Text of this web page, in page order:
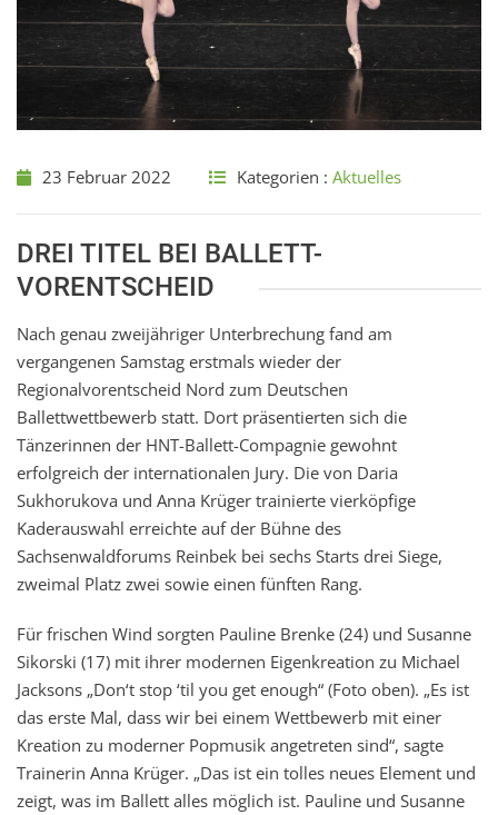
23 Februar 2022 Kategorien : Aktuelles
DREI TITEL BEI BALLETT-
VORENTSCHEID
Nach genau zweijähriger Unterbrechung fand am
vergangenen Samstag erstmals wieder der
Regionalvorentscheid Nord zum Deutschen
Ballettwettbewerb statt. Dort präsentierten sich die
Tänzerinnen der HNT-Ballett-Compagnie gewohnt
erfolgreich der internationalen Jury. Die von Daria
Sukhorukova und Anna Krüger trainierte vierköpfige
Kaderauswahl erreichte auf der Bühne des
Sachsenwaldforums Reinbek bei sechs Starts drei Siege,
zweimal Platz zwei sowie einen fünften Rang.
Für frischen Wind sorgten Pauline Brenke (24) und Susanne
Sikorski (17) mit ihrer modernen Eigenkreation zu Michael
Jacksons „Don‘t stop ‘til you get enough“ (Foto oben). „Es ist
das erste Mal, dass wir bei einem Wettbewerb mit einer
Kreation zu moderner Popmusik angetreten sind“, sagte
Trainerin Anna Krüger. „Das ist ein tolles neues Element und
zeigt, was im Ballett alles möglich ist. Pauline und Susanne